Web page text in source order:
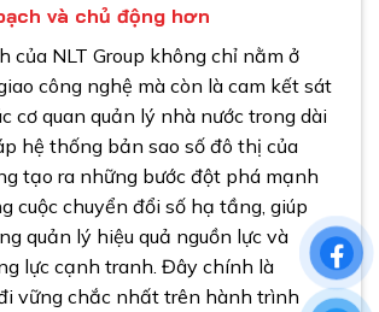
và chủ động hơn
của NLT Group không chỉ nằm ở
công nghệ mà còn là cam kết sát
cơ quan quản lý nhà nước trong dài
hệ thống bản sao số đô thị của
tạo ra những bước đột phá mạnh
cuộc chuyển đổi số hạ tầng, giúp
quản lý hiệu quả nguồn lực và
lực cạnh tranh. Đây chính là
vững chắc nhất trên hành trình